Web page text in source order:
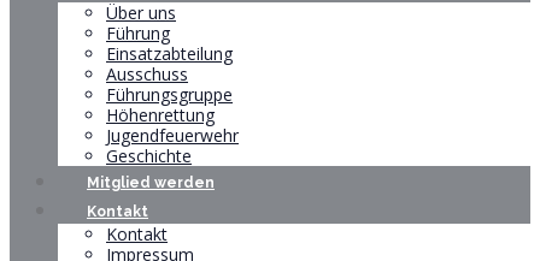
Über uns
Führung
Einsatzabteilung
Ausschuss
Führungsgruppe
Höhenrettung
Jugendfeuerwehr
Geschichte
Mitglied werden
Kontakt
Kontakt
Impressum